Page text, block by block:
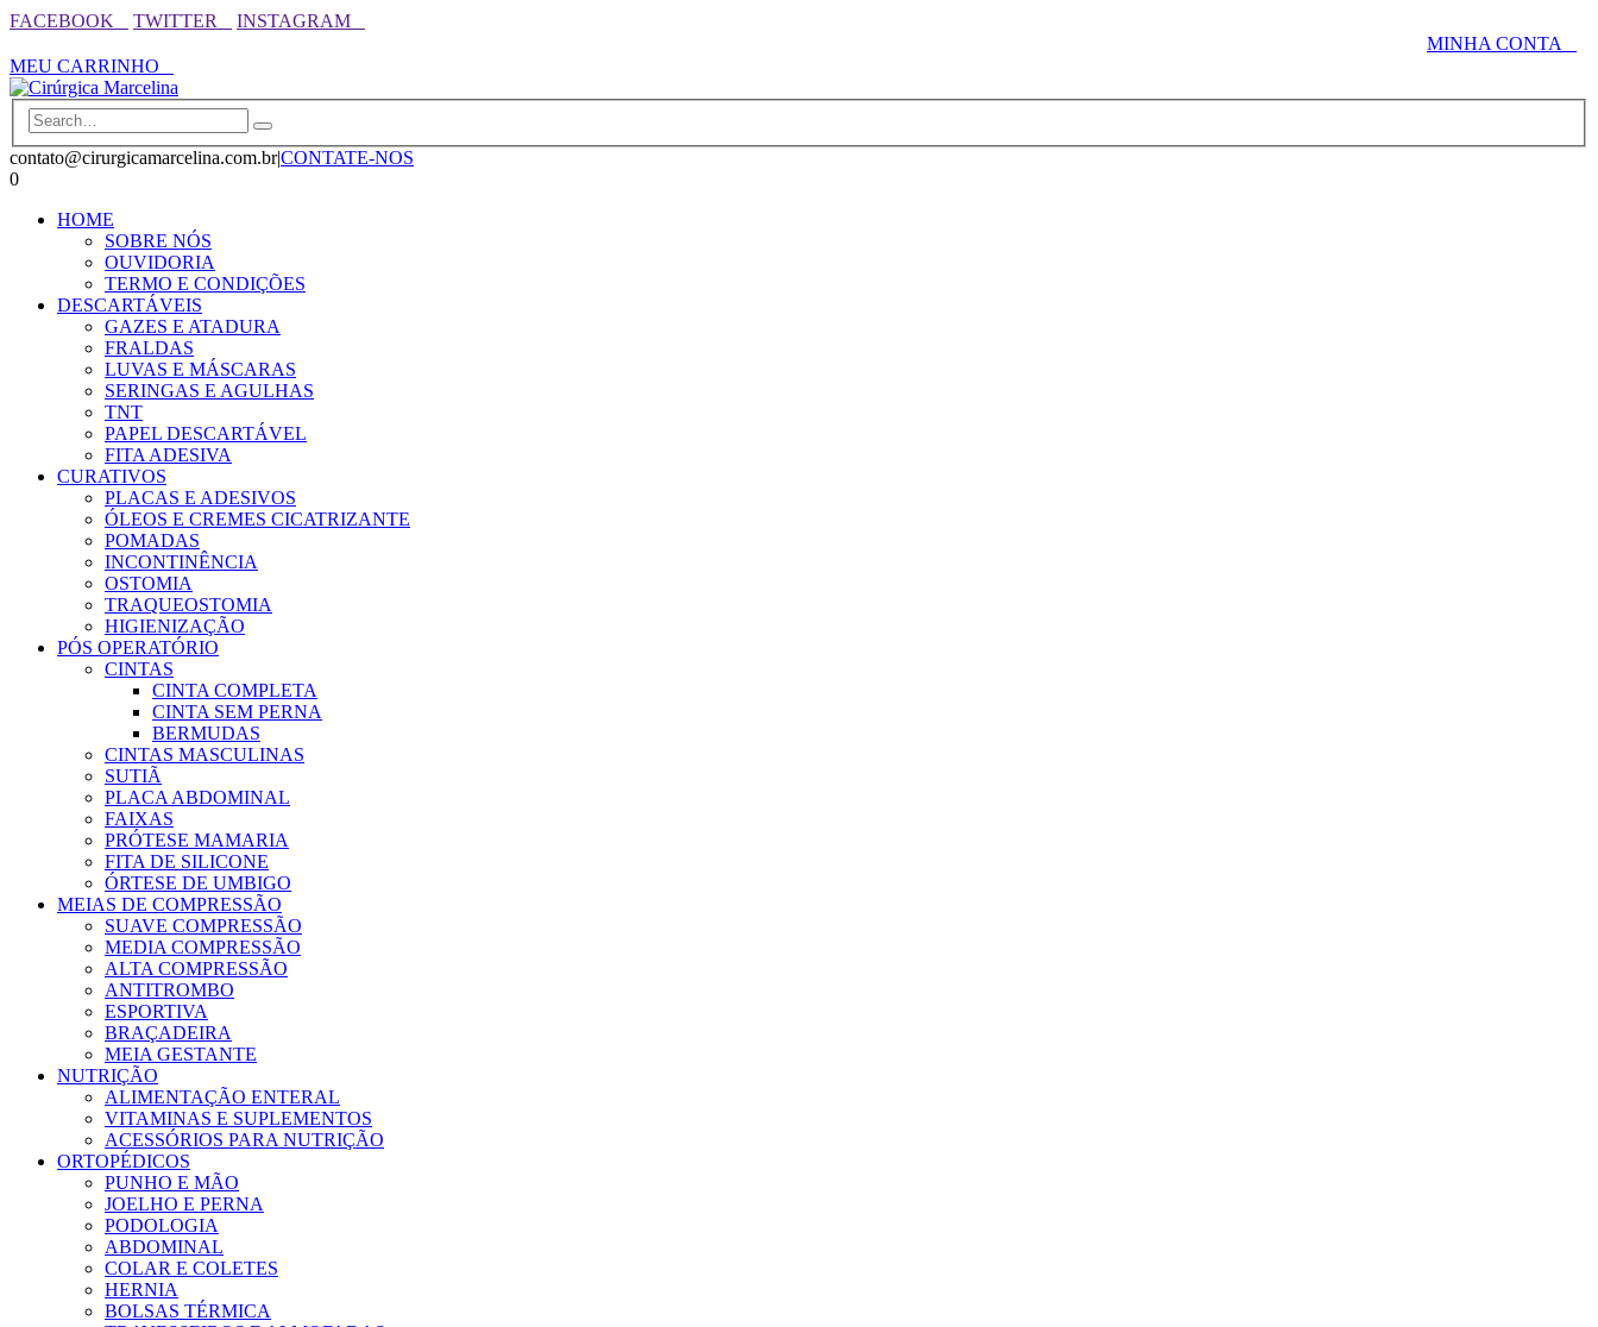
FACEBOOK⠀ TWITTER⠀
INSTAGRAM⠀
MINHA CONTA⠀
MEU CARRINHO⠀
contato@cirurgicamarcelina.com.br|CONTATE-NOS
0
HOME
SOBRE NÓS
OUVIDORIA
TERMO E CONDIÇÕES
DESCARTÁVEIS
GAZES E ATADURA
FRALDAS
LUVAS E MÁSCARAS
SERINGAS E AGULHAS
TNT
PAPEL DESCARTÁVEL
FITA ADESIVA
CURATIVOS
PLACAS E ADESIVOS
ÓLEOS E CREMES CICATRIZANTE
POMADAS
INCONTINÊNCIA
OSTOMIA
TRAQUEOSTOMIA
HIGIENIZAÇÃO
PÓS OPERATÓRIO
CINTAS
CINTA COMPLETA
CINTA SEM PERNA
BERMUDAS
CINTAS MASCULINAS
SUTIÃ
PLACA ABDOMINAL
FAIXAS
PRÓTESE MAMARIA
FITA DE SILICONE
ÓRTESE DE UMBIGO
MEIAS DE COMPRESSÃO
SUAVE COMPRESSÃO
MEDIA COMPRESSÃO
ALTA COMPRESSÃO
ANTITROMBO
ESPORTIVA
BRAÇADEIRA
MEIA GESTANTE
NUTRIÇÃO
ALIMENTAÇÃO ENTERAL
VITAMINAS E SUPLEMENTOS
ACESSÓRIOS PARA NUTRIÇÃO
ORTOPÉDICOS
PUNHO E MÃO
JOELHO E PERNA
PODOLOGIA
ABDOMINAL
COLAR E COLETES
HERNIA
BOLSAS TÉRMICA